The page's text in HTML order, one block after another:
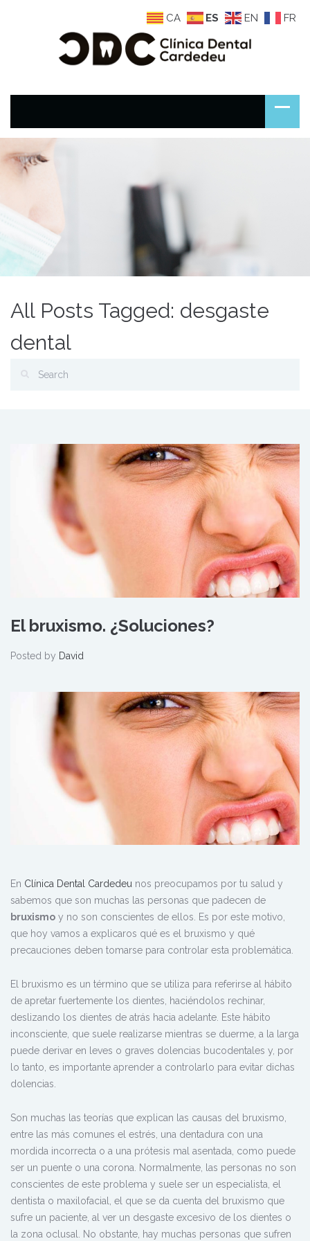
All Posts Tagged: desgaste
dental
El bruxismo. ¿Soluciones?
Posted by David
En Clínica Dental Cardedeu nos preocupamos por tu salud y
sabemos que son muchas las personas que padecen de
bruxismo y no son conscientes de ellos. Es por este motivo,
que hoy vamos a explicaros qué es el bruxismo y qué
precauciones deben tomarse para controlar esta problemática.
El bruxismo es un término que se utiliza para referirse al
hábito
de apretar fuertemente los dientes , haciéndolos rechinar,
deslizando los dientes de atrás hacia adelante. Este hábito
inconsciente, que suele realizarse mientras se duerme , a la larga
puede derivar en leves o graves dolencias bucodentales y, por
lo tanto, es importante aprender a controlarlo para evitar dichas
dolencias.
Son muchas las teorías que explican las causas del bruxismo,
entre las más comunes el estrés, una dentadura con una
mordida incorrecta o a una prótesis mal asentada, como puede
ser un puente o una corona. Normalmente, las personas no son
conscientes de este problema y suele ser un especialista, el
dentista o maxilofacial, el que se da cuenta del bruxismo que
sufre un paciente, al ver un desgaste excesivo de los dientes o
la zona oclusal. No obstante, hay muchas personas que sufren
CA ES EN FR